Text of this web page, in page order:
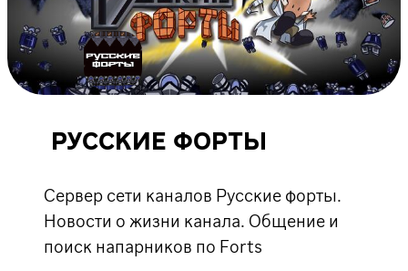
РУССКИЕ ФОРТЫ
Сервер сети каналов Русские форты.
Новости о жизни канала. Общение и
поиск напарников по Forts